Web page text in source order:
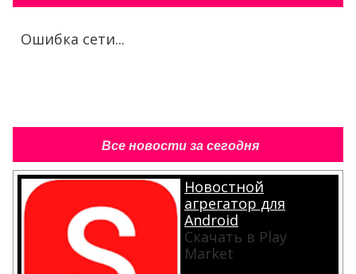
Ошибка сети...
Все новости за сегодня
Новостной
агрегатор для
Android
Скачать в Play
Market